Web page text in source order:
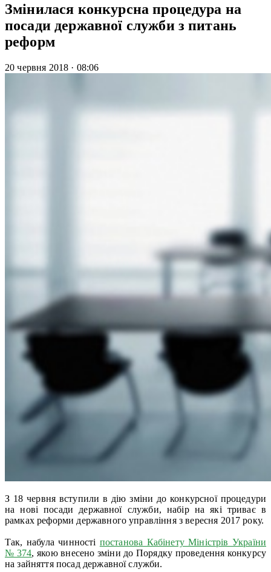
Змінилася конкурсна процедура на
посади державної служби з питань
реформ
20 червня 2018 · 08:06
З 18 червня вступили в дію зміни до конкурсної процедури
на нові посади державної служби, набір на які триває в
рамках реформи державного управління з вересня 2017 року.
Так, набула чинності постанова Кабінету Міністрів України
№ 374, якою внесено зміни до Порядку проведення конкурсу
на зайняття посад державної служби.